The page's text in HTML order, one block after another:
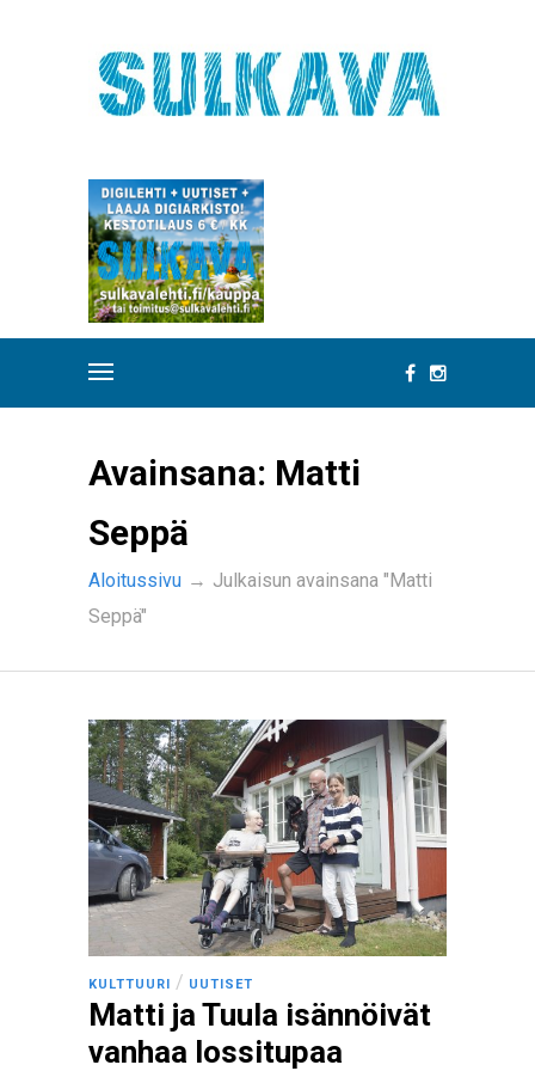
Avainsana: Matti
Seppä
Aloitussivu → Julkaisun avainsana "Matti
Seppä"
KULTTUURI / UUTISET
Matti ja Tuula isännöivät
vanhaa lossitupaa